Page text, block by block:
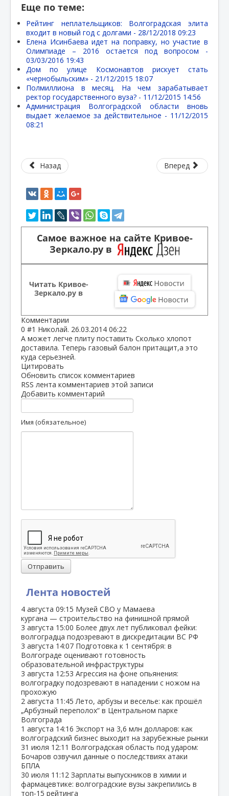
Лента новостей
4 августа 09:15 Музей СВО у Мамаева
кургана — строительство на финишной прямой
3 августа 15:00 Более двух лет публиковал фейки:
волгоградца подозревают в дискредитации ВС РФ
3 августа 14:07 Подготовка к 1 сентября: в
Волгограде оценивают готовность
образовательной инфраструктуры
3 августа 12:53 Агрессия на фоне опьянения:
волгоградку подозревают в нападении с ножом на
прохожую
2 августа 11:45 Лето, арбузы и веселье: как прошёл
„Арбузный переполох“ в Центральном парке
Волгограда
1 августа 14:16 Экспорт на 3,6 млн долларов: как
волгоградский бизнес выходит на зарубежные рынки
31 июля 12:11 Волгоградская область под ударом:
Бочаров озвучил данные о последствиях атаки
БПЛА
30 июля 11:12 Зарплаты выпускников в химии и
фармацевтике: волгоградские вузы закрепились в
топ‑15 рейтинга
Еще по теме:
Рейтинг неплательщиков: Волгоградская элита
входит в новый год с долгами - 28/12/2018 09:23
Елена Исинбаева идет на поправку, но участие в
Олимпиаде – 2016 остается под вопросом -
03/03/2016 19:43
Дом по улице Космонавтов рискует стать
«чернобыльским» - 21/12/2015 18:07
Полмиллиона в месяц. На чем зарабатывает
ректор государственного вуза? - 11/12/2015 14:56
Администрация Волгоградской области вновь
выдает желаемое за действительное - 11/12/2015
08:21
Назад Вперед
Самое важное на сайте Кривое-
Зеркало.ру в
Читать Кривое-
Зеркало.ру в
Комментарии
0 #1 Николай. 26.03.2014 06:22
А может легче плиту поставить Сколько хлопот
доставила. Теперь газовый балон притащит,а это
куда серьезней.
Цитировать
Обновить список комментариев
RSS лента комментариев этой записи
Добавить комментарий
Имя (обязательное)
Отправить